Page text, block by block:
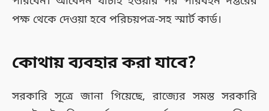
পক্ষ থেকে দেওয়া হবে পরিচয়পত্র-সহ স্মার্ট কার্ড।
কোথায় ব্যবহার করা যাবে?
সরকারি সূত্রে জানা গিয়েছে, রাজ্যের সমস্ত সরকারি